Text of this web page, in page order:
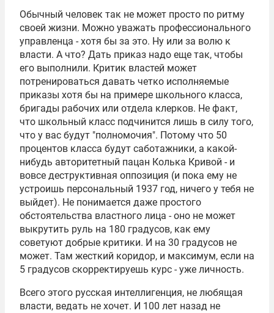
Обычный человек так не может просто по ритму
своей жизни. Можно уважать профессионального
управленца - хотя бы за это. Ну или за волю к
власти. А что? Дать приказ надо еще так, чтобы
его выполнили. Критик властей может
потренироваться давать четко исполняемые
приказы хотя бы на примере школьного класса,
бригады рабочих или отдела клерков. Не факт,
что школьный класс подчинится лишь в силу того,
что у вас будут "полномочия". Потому что 50
процентов класса будут саботажники, а какой-
нибудь авторитетный пацан Колька Кривой - и
вовсе деструктивная оппозиция (и пока ему не
устроишь персональный 1937 год, ничего у тебя не
выйдет). Не понимается даже простого
обстоятельства властного лица - оно не может
выкрутить руль на 180 градусов, как ему
советуют добрые критики. И на 30 градусов не
может. Там жесткий коридор, и максимум, если на
5 градусов скорректируешь курс - уже личность.
Всего этого русская интеллигенция, не любящая
власти, ведать не хочет. И 100 лет назад не